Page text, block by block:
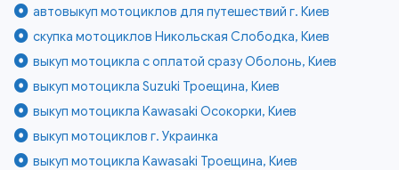
автовыкуп мотоциклов для путешествий г. Киев
скупка мотоциклов Никольская Слободка, Киев
выкуп мотоцикла с оплатой сразу Оболонь, Киев
выкуп мотоцикла Suzuki Троещина, Киев
выкуп мотоцикла Kawasaki Осокорки, Киев
выкуп мотоциклов г. Украинка
выкуп мотоцикла Kawasaki Троещина, Киев